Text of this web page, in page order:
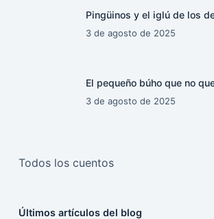
Pingüinos y el iglú de los
3 de agosto de 2025
El pequeño búho que no
3 de agosto de 2025
Todos los cuentos
Últimos artículos del blog